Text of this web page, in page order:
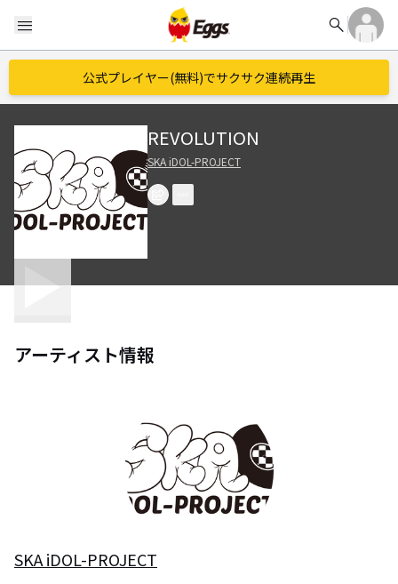
menu search
公式プレイヤー(無料)でサクサク連続再生
REVOLUTION
SKA iDOL-PROJECT
アーティスト情報
SKA iDOL-PROJECT